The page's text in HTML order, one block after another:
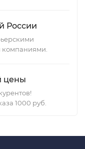
России
цены
1000 руб.